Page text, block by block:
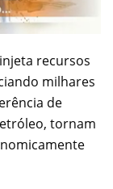
injeta recursos
milhares
de
tornam